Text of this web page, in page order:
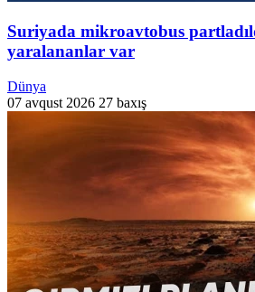
Suriyada mikroavtobus
yaralananlar var
Dünya
07 avqust 2026 27 baxış